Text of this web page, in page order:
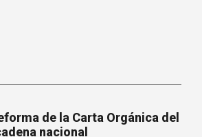
de la Carta Orgánica del
nacional